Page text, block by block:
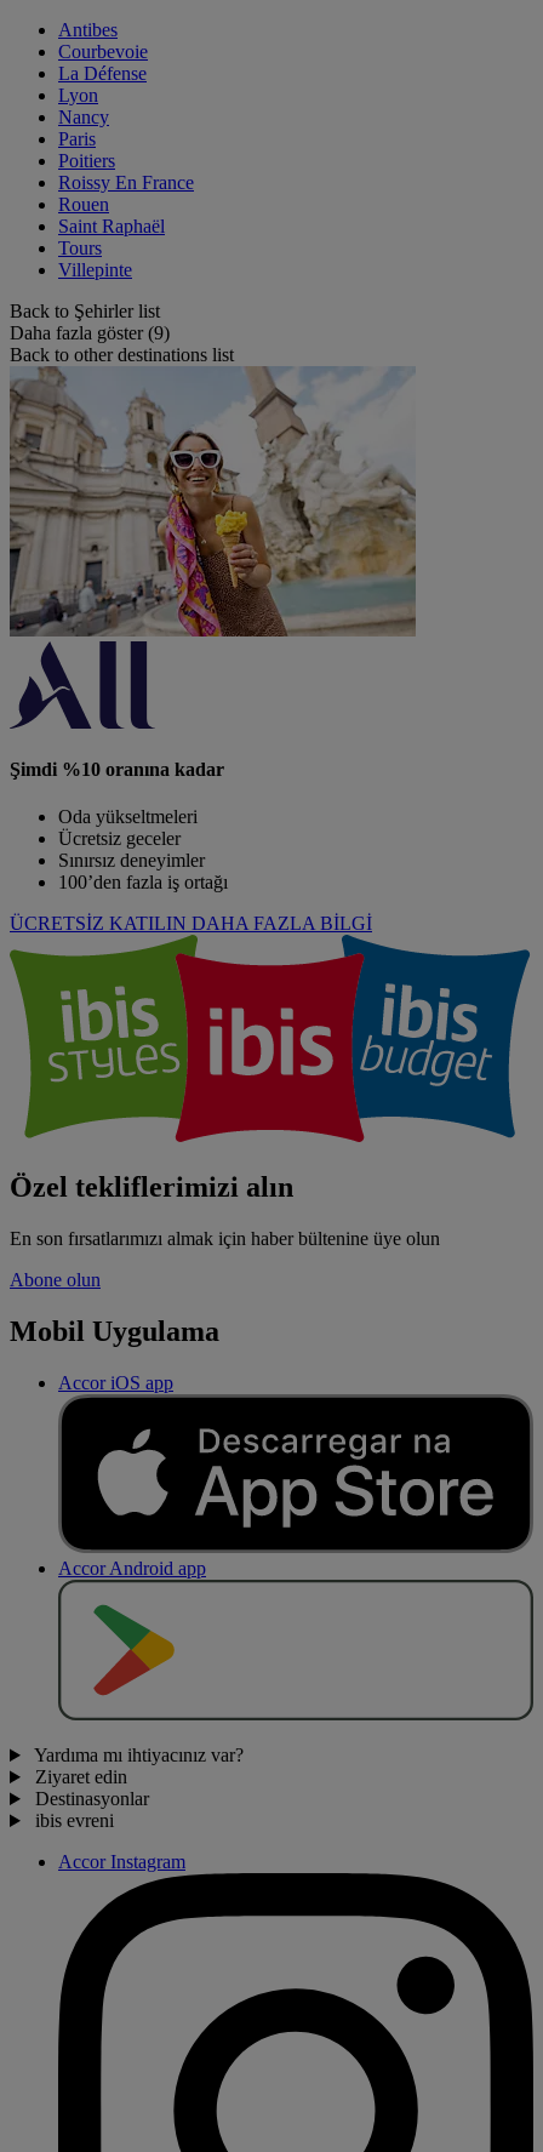
Antibes
Courbevoie
La Défense
Lyon
Nancy
Paris
Poitiers
Roissy En France
Rouen
Saint Raphaël
Tours
Villepinte
Back to Şehirler list
Daha fazla göster (9)
Back to other destinations list
Şimdi %10 oranına kadar
Oda yükseltmeleri
Ücretsiz geceler
Sınırsız deneyimler
100’den fazla iş ortağı
ÜCRETSİZ KATILIN DAHA FAZLA BİLGİ
Özel tekliflerimizi alın
En son fırsatlarımızı almak için haber bültenine üye olun
Abone olun
Mobil Uygulama
Accor iOS app
Accor Android app
Yardıma mı ihtiyacınız var?
Ziyaret edin
Destinasyonlar
ibis evreni
Accor Instagram